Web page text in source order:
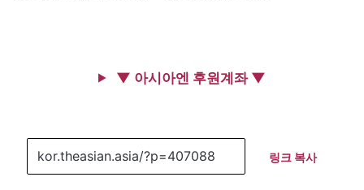
▼ 아시아엔 후원계좌 ▼
링크 복사